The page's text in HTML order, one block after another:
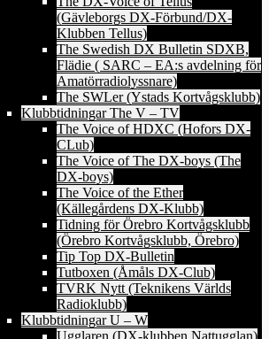
(Gävleborgs DX-Förbund/DX-
Klubben Tellus)
The Swedish DX Bulletin SDXB,
Flädie ( SARC – EA:s avdelning för
Amatörradiolyssnare)
The SWLer (Ystads Kortvågsklubb)
Klubbtidningar The V – TV
The Voice of HDXC (Hofors DX-
CLub)
The Voice of The DX-boys (The
DX-boys)
The Voice of the Ether
(Källegårdens DX-Klubb)
Tidning för Örebro Kortvågsklubb
(Örebro Kortvågsklubb, Örebro)
Tip Top DX-Bulletin
Tutboxen (Åmåls DX-Club)
TVRK Nytt (Teknikens Världs
Radioklubb)
Klubbtidningar U – W
Ugglaren (DX-klubben Nattugglan)